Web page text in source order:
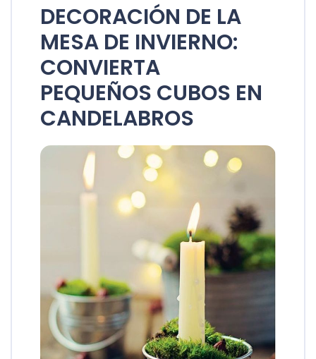
DECORACIÓN DE LA
MESA DE INVIERNO:
CONVIERTA
PEQUEÑOS CUBOS EN
CANDELABROS